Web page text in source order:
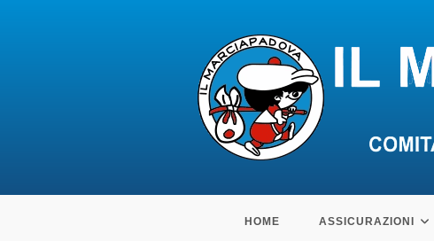
HOME ASSICURAZIONI